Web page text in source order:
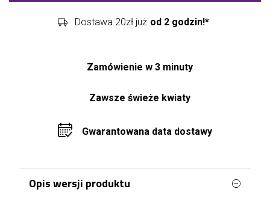
Dostawa 20zł już od 2 godzin!*
Zamówienie w 3 minuty
Zawsze świeże kwiaty
Gwarantowana data dostawy
Opis wersji produktu